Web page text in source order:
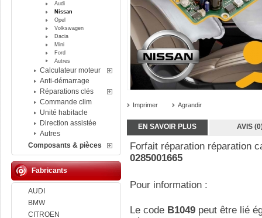
Audi
Nissan
Opel
Volkswagen
Dacia
Mini
Ford
Autres
Calculateur moteur
Anti-démarrage
Réparations clés
Commande clim
Unité habitacle
Direction assistée
Autres
Composants & pièces
Fabricants
AUDI
BMW
CITROEN
Imprimer Agrandir
EN SAVOIR PLUS AVIS
Forfait réparation réparation
0285001665
Pour information :
Le code B1049 peut être lié